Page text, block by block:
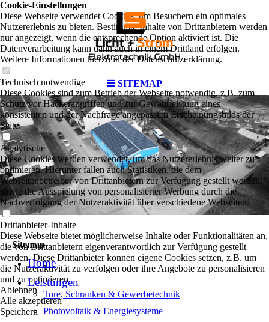
SITEMAP
Sitemap
Home
Leistungen
Tore, Schranken & Gewerbetechnik
Photovoltaik & Energiesysteme
Cookie-Einstellungen
Diese Webseite verwendet Cookies, um Besuchern ein optimales
Nutzererlebnis zu bieten. Bestimmte Inhalte von Drittanbietern werden
nur angezeigt, wenn die entsprechende Option aktiviert ist. Die
Datenverarbeitung kann dann auch in einem Drittland erfolgen.
Weitere Informationen hierzu in der Datenschutzerklärung.
Technisch notwendige
Diese Cookies sind zum Betrieb der Webseite notwendig, z.B. zum
Schutz vor Hackerangriffen und zur Gewährleistung eines
konsistenten und der Nachfrage angepassten Erscheinungsbilds der
Seite.
Analytische
Diese Cookies werden verwendet, um das Nutzererlebnis weiter zu
optimieren. Hierunter fallen auch Statistiken, die dem
Webseitenbetreiber von Drittanbietern zur Verfügung gestellt werden,
sowie die Ausspielung von personalisierter Werbung durch die
Nachverfolgung der Nutzeraktivität über verschiedene Webseiten.
Drittanbieter-Inhalte
Diese Webseite bietet möglicherweise Inhalte oder Funktionalitäten an,
die von Drittanbietern eigenverantwortlich zur Verfügung gestellt
werden. Diese Drittanbieter können eigene Cookies setzen, z.B. um
die Nutzeraktivität zu verfolgen oder ihre Angebote zu personalisieren
und zu optimieren.
Ablehnen
Alle akzeptieren
Speichern